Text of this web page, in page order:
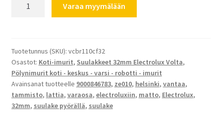
määrä
Varaa myymälään
Tuotetunnus (SKU): vcbr110cf32
Osastot: Koti-imurit, Suulakkeet 32mm Electrolux Volta,
Pölynimurit koti - keskus - varsi - robotti - imurit
Avainsanat tuotteelle 9000846783, ze010, helsinki, vantaa,
tammisto, lattia, varaosa, electroluxiin, matto, Electrolux,
32mm, suulake pyörällä, suulake